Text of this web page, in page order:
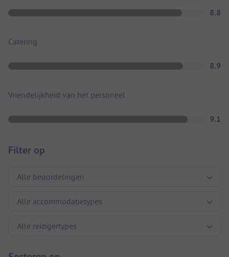
8.8
Catering
8.9
Vriendelijkheid van het personeel
9.1
Filter op